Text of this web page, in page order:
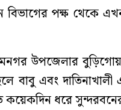
বিভাগের পক্ষ থেকে
উপজেলার
বাবু এবং
ধরে সুন্দরবনের